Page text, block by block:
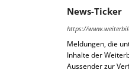
News-Ticker
https://
Meldungen, die
Inhalte der
Aussender zur